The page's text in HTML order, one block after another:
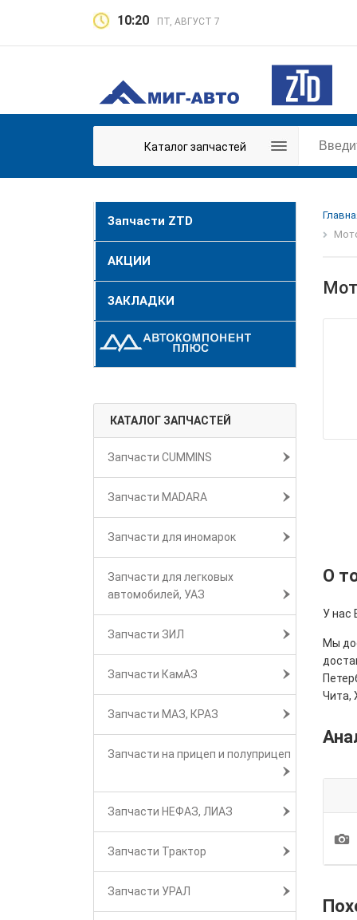
10:20 ПТ, АВГУСТ 7
Каталог запчастей
Запчасти ZTD
АКЦИИ
ЗАКЛАДКИ
КАТАЛОГ ЗАПЧАСТЕЙ
Запчасти CUMMINS
Запчасти MADARA
Запчасти для иномарок
Запчасти для легковых
автомобилей, УАЗ
Запчасти ЗИЛ
Запчасти КамАЗ
Запчасти МАЗ, КРАЗ
Запчасти на прицеп и полуприцеп
Запчасти НЕФАЗ, ЛИАЗ
Запчасти Трактор
Запчасти УРАЛ
О
У нас
Мы
Чита,
1